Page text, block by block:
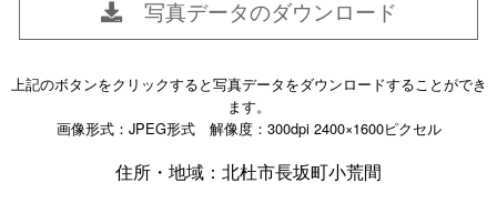
写真データのダウンロード
上記のボタンをクリックすると写真データをダウンロードすることができ
ます。
画像形式：JPEG形式 解像度：300dpi 2400×1600ピクセル
住所・地域：北杜市長坂町小荒間